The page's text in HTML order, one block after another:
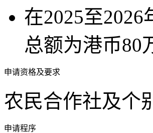
在2025至
总额为港币80
申请资格及要求
农民合作社及个
申请程序